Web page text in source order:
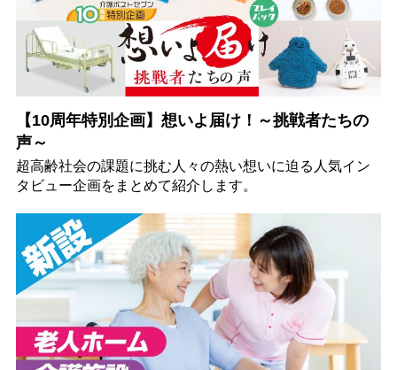
【10周年特別企画】想いよ届け！～挑戦者たちの
声～
超高齢社会の課題に挑む人々の熱い想いに迫る人気イン
タビュー企画をまとめて紹介します。